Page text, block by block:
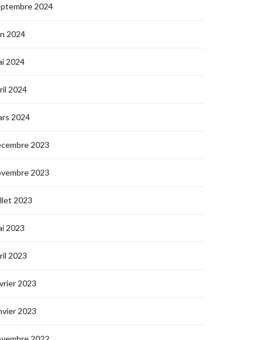
2024
2024
2024
2024
2024
2023
2023
2023
2023
2023
2023
2023